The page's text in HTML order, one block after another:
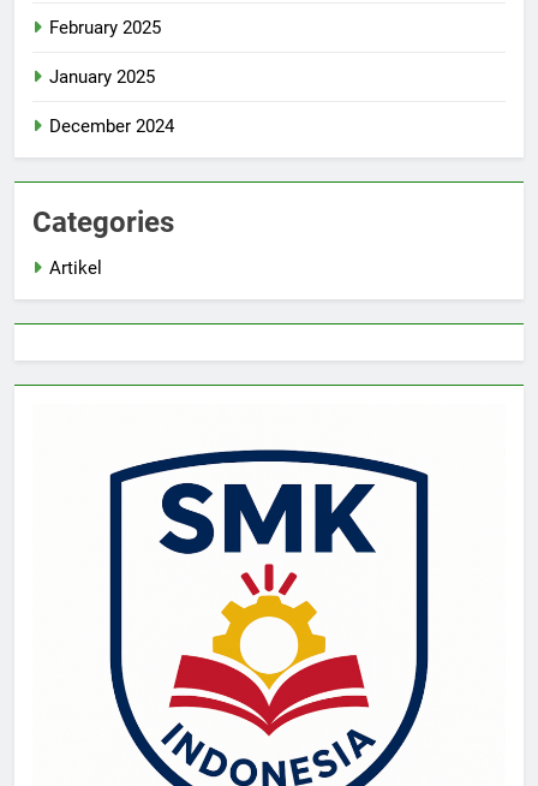
February 2025
January 2025
December 2024
Categories
Artikel